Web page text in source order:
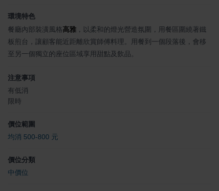
環境特色
餐廳內部裝潢風格高雅 ，以柔和的燈光營造氛圍，用餐區圍繞著鐵
板煎台，讓顧客能近距離欣賞師傅料理。用餐到一個段落後，會移
至另一個獨立的座位區域享用甜點及飲品。
注意事項
有低消
限時
價位範圍
均消 500-800 元
價位分類
中價位